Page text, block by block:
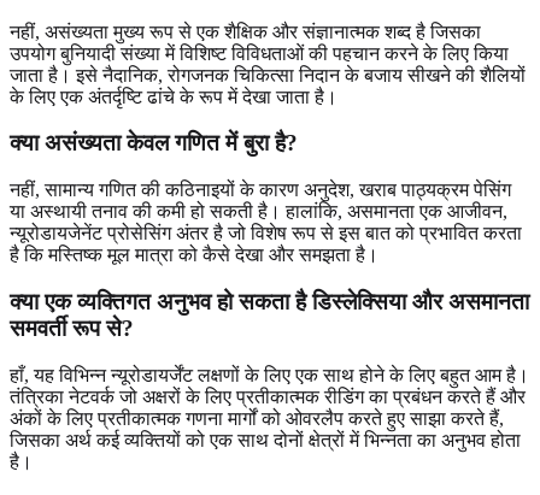
नहीं, असंख्यता मुख्य रूप से एक शैक्षिक और संज्ञानात्मक शब्द है जिसका
उपयोग बुनियादी संख्या में विशिष्ट विविधताओं की पहचान करने के लिए किया
जाता है। इसे नैदानिक, रोगजनक चिकित्सा निदान के बजाय सीखने की शैलियों
के लिए एक अंतर्दृष्टि ढांचे के रूप में देखा जाता है।
क्या असंख्यता केवल गणित में बुरा है?
नहीं, सामान्य गणित की कठिनाइयों के कारण अनुदेश, खराब पाठ्यक्रम पेसिंग
या अस्थायी तनाव की कमी हो सकती है। हालांकि, असमानता एक आजीवन,
न्यूरोडायजेनेंट प्रोसेसिंग अंतर है जो विशेष रूप से इस बात को प्रभावित करता
है कि मस्तिष्क मूल मात्रा को कैसे देखा और समझता है।
क्या एक व्यक्तिगत अनुभव हो सकता है डिस्लेक्सिया और असमानता
समवर्ती रूप से?
हाँ, यह विभिन्न न्यूरोडायर्जेंट लक्षणों के लिए एक साथ होने के लिए बहुत आम है।
तंत्रिका नेटवर्क जो अक्षरों के लिए प्रतीकात्मक रीडिंग का प्रबंधन करते हैं और
अंकों के लिए प्रतीकात्मक गणना मार्गों को ओवरलैप करते हुए साझा करते हैं,
जिसका अर्थ कई व्यक्तियों को एक साथ दोनों क्षेत्रों में भिन्नता का अनुभव होता
है।